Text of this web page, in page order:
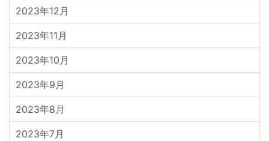
2023年12月
2023年11月
2023年10月
2023年9月
2023年8月
2023年7月